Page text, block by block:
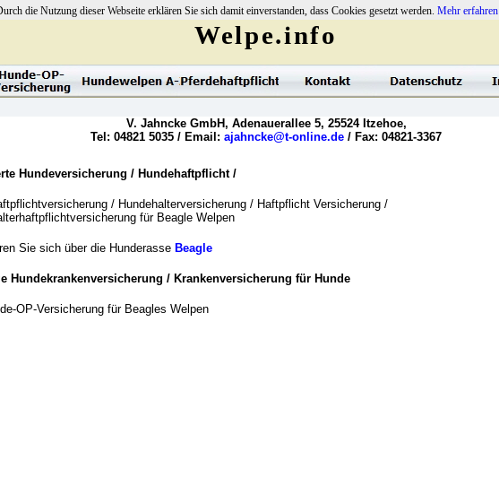
die Nutzung dieser Webseite erklären Sie sich damit einverstanden, dass Cookies gesetzt werden. Mehr erfahren
Hundeversicherung / Hundehaftpflicht /
/ Hundehalterversicherung / Haftpflicht Versicherung /
für Beagle Welpen
Sie sich über die Hunderasse Beagle
Hundekrankenversicherung / Krankenversicherung für Hunde
OP-Versicherung für Beagles Welpen
Welpe.info
V. Jahncke GmbH, Adenauerallee 5, 25524 Itzehoe,
Tel: 04821 5035 / Email: ajahncke@t-online.de / Fax: 04821-3367